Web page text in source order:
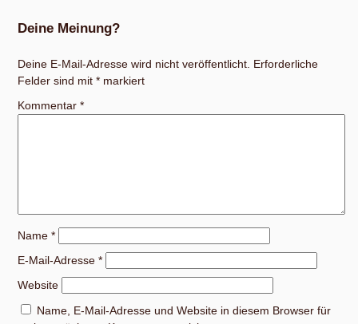
Deine Meinung?
Deine E-Mail-Adresse wird nicht veröffentlicht. Erforderliche
Felder sind mit* markiert
Kommentar*
Name*
E-Mail-Adresse*
Website
Name, E-Mail-Adresse und Website in diesem Browser für